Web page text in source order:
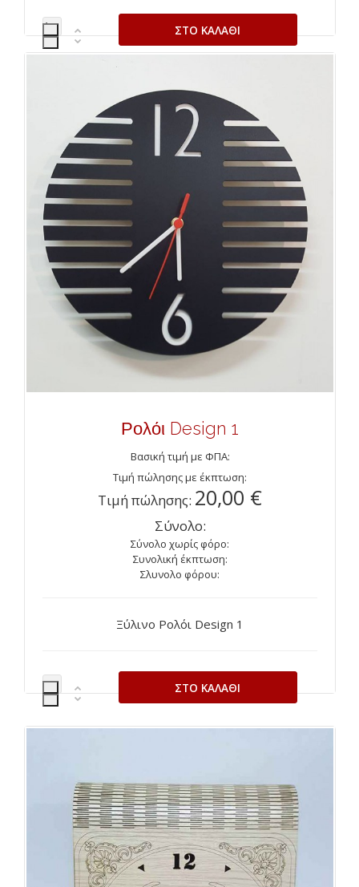
Ρολόι Design 1
Βασική τιμή με ΦΠΑ:
Τιμή πώλησης με έκπτωση:
Τιμή πώλησης: 20,00 €
Σύνολο:
Σύνολο χωρίς φόρο:
Συνολική έκπτωση:
Σλυνολο φόρου:
Ξύλινο Ρολόι Design 1